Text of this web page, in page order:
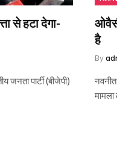
से हटा देगा-
जनता पार्टी (बीजेपी)
है
By